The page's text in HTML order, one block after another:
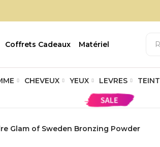
Coffrets Cadeaux Matériel
CHEVEUX YEUX LEVRES TEINT
Glam of Sweden Bronzing Powder